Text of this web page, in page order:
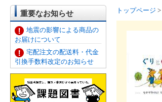
重要なお知らせ
地震の影響による商品の
お届けについて
宅配注文の配送料・代金
引換手数料改定のお知らせ
トップページ >